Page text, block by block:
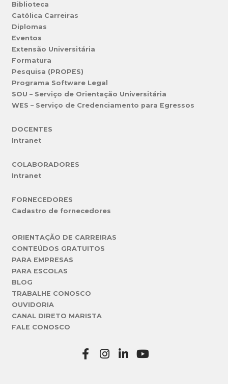
Biblioteca
Católica Carreiras
Diplomas
Eventos
Extensão Universitária
Formatura
Pesquisa (PROPES)
Programa Software Legal
SOU – Serviço de Orientação Universitária
WES – Serviço de Credenciamento para Egressos
DOCENTES
Intranet
COLABORADORES
Intranet
FORNECEDORES
Cadastro de fornecedores
ORIENTAÇÃO DE CARREIRAS
CONTEÚDOS GRATUITOS
PARA EMPRESAS
PARA ESCOLAS
BLOG
TRABALHE CONOSCO
OUVIDORIA
CANAL DIRETO MARISTA
FALE CONOSCO